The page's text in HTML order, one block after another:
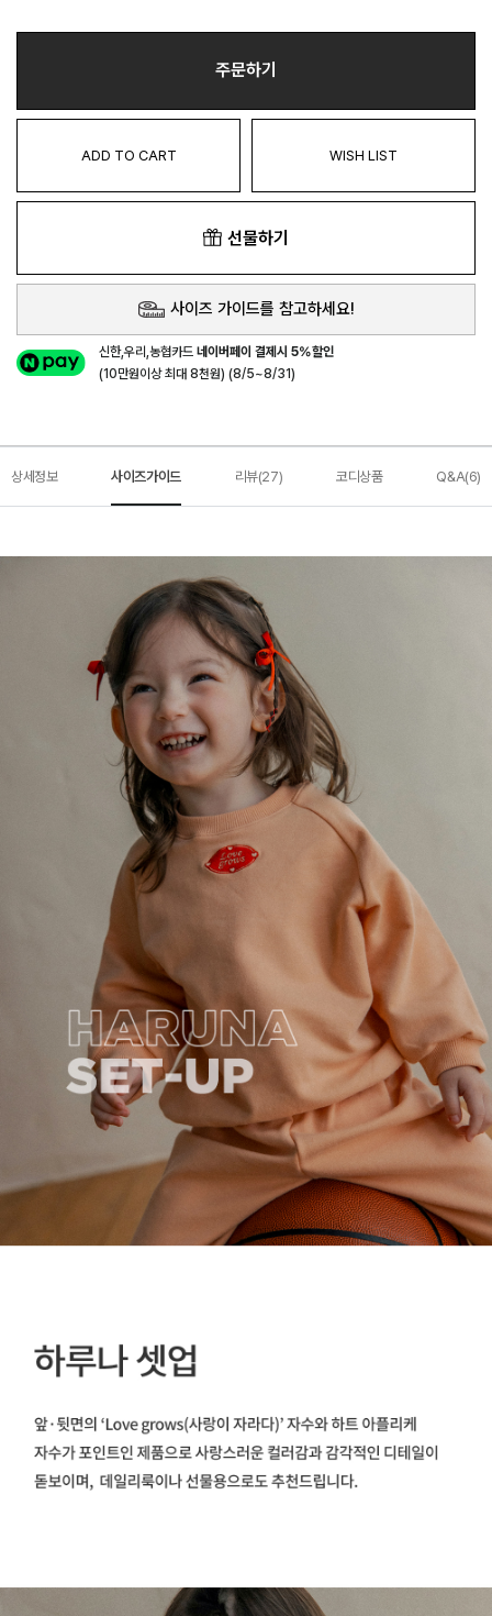
주문하기
ADD TO CART WISH LIST
선물하기
사이즈 가이드를 참고하세요!
신한,우리,농협카드네이버페이 결제시 5%할인
(10만원이상 최대 8천원) (8/5~8/31)
상세정보 사이즈가이드 리뷰(27) 코디상품 Q&A(6)